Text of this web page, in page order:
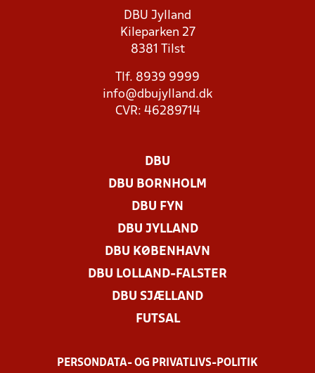
DBU Jylland
Kileparken 27
8381 Tilst
Tlf. 8939 9999
info@dbujylland.dk
CVR: 46289714
DBU
DBU BORNHOLM
DBU FYN
DBU JYLLAND
DBU KØBENHAVN
DBU LOLLAND-FALSTER
DBU SJÆLLAND
FUTSAL
PERSONDATA- OG PRIVATLIVS-POLITIK